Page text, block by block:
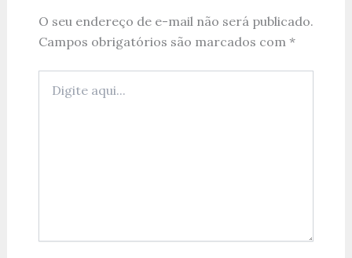
O seu endereço de e-mail não será publicado.
Campos obrigatórios são marcados com *
aqui...